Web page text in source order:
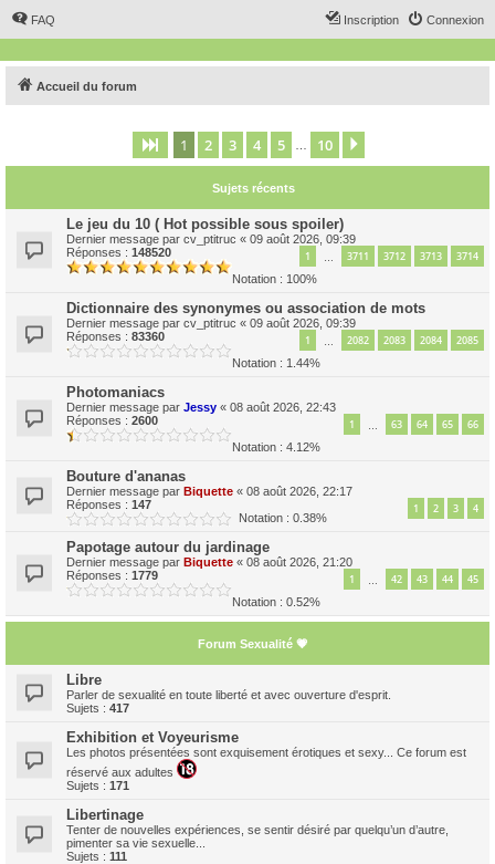
FAQ Connexion
Inscription
Accueil du forum
Page 1sur10
1 2 3 4 5 10
Sujets récents
Le jeu du 10 ( Hot possible sous spoiler)
Dernier message par cv_ptitruc « 09 août 2026, 09:39
Réponses : 148520 1 3711 3712 3713 3714
Notation : 100%
Dictionnaire des synonymes ou association de mots
Dernier message par cv_ptitruc « 09 août 2026, 09:39
Réponses : 83360 1 2082 2083 2084 2085
Notation : 1.44%
Photomaniacs
Dernier message par Jessy « 08 août 2026, 22:43
Réponses : 2600 1 63 64 65 66
Notation : 4.12%
Bouture d'ananas
Dernier message par Biquette « 08 août 2026, 22:17
Réponses : 147 1 2 3 4
Notation : 0.38%
Papotage autour du jardinage
Dernier message par Biquette « 08 août 2026, 21:20
Réponses : 1779 1 42 43 44 45
Notation : 0.52%
Forum Sexualité 💗
Libre
Parler de sexualité en toute liberté et avec ouverture d'esprit.
Sujets : 417
Exhibition et Voyeurisme
Les photos présentées sont exquisement érotiques et sexy... Ce forum est
réservé aux adultes
Sujets : 171
Libertinage
Tenter de nouvelles expériences, se sentir désiré par quelqu’un d’autre,
pimenter sa vie sexuelle...
Sujets : 111